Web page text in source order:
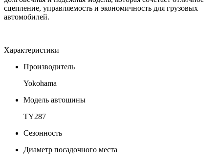
сцепление, управляемость и экономичность для грузовых
автомобилей.
Характеристики
Производитель
Yokohama
Модель автошины
TY287
Сезонность
Диаметр посадочного места